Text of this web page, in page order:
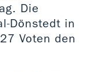
Die
Dönstedt in
Voten den